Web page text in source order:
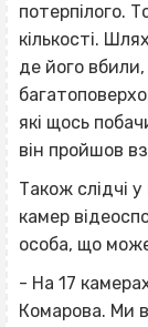
потерпілого.
кількості.
де його
які щось
він пройшов
Також слідчі
камер
особа, що
- На 17
Комарова. Ми